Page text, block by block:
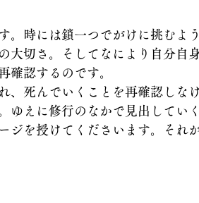
。時には鎖一つでがけに挑むよ
大切さ。そしてなにより自分自
確認するのです。
、死んでいくことを再確認しな
ゆえに修行のなかで見出してい
ジを授けてくださいます。それ